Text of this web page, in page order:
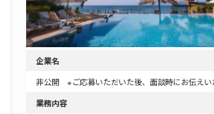
企業名
非公開 ※ご応募いただいた後、面談時にお伝えい
業務内容